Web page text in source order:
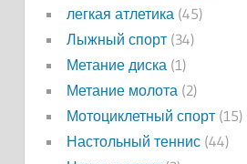
легкая атлетика (45)
Лыжный спорт(34)
Метание диска (1)
Метание молота (2)
Мотоциклетный спорт(15)
Настольный теннис(44)